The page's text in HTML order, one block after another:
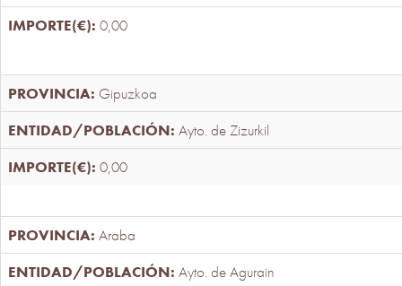
0,00
Gipuzkoa
Ayto. de Zizurkil
0,00
Araba
Ayto. de Agurain